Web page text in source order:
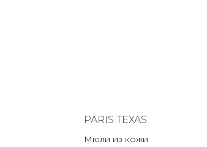
PARIS TEXAS
Мюли из кожи